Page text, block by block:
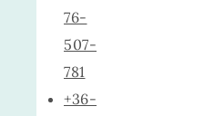
76-
507-
781
+36-